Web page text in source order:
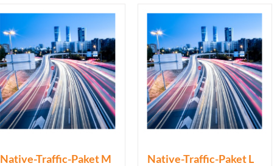
Native-Traffic-Paket M Native-Traffic-Paket L